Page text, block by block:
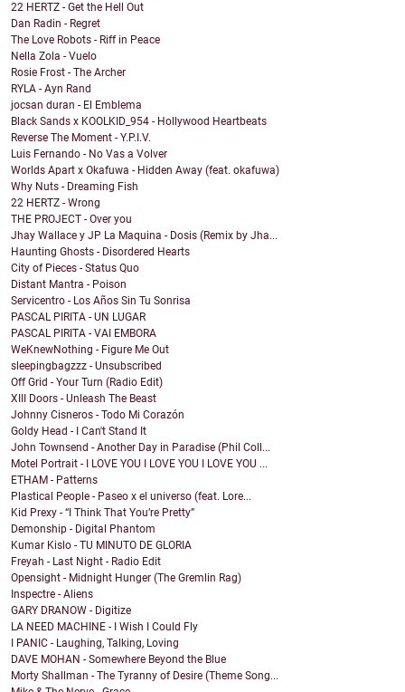
22 HERTZ - Get the Hell Out
Dan Radin - Regret
The Love Robots - Riff in Peace
Nella Zola - Vuelo
Rosie Frost - The Archer
RYLA - Ayn Rand
jocsan duran - El Emblema
Black Sands x KOOLKID_954 - Hollywood Heartbeats
Reverse The Moment - Y.P.I.V.
Luis Fernando - No Vas a Volver
Worlds Apart x Okafuwa - Hidden Away (feat. okafuwa)
Why Nuts - Dreaming Fish
22 HERTZ - Wrong
THE PROJECT - Over you
Jhay Wallace y JP La Maquina - Dosis (Remix by Jha...
Haunting Ghosts - Disordered Hearts
City of Pieces - Status Quo
Distant Mantra - Poison
Servicentro - Los Años Sin Tu Sonrisa
PASCAL PIRITA - UN LUGAR
PASCAL PIRITA - VAI EMBORA
WeKnewNothing - Figure Me Out
sleepingbagzzz - Unsubscribed
Off Grid - Your Turn (Radio Edit)
XIII Doors - Unleash The Beast
Johnny Cisneros - Todo Mi Corazón
Goldy Head - I Can't Stand It
John Townsend - Another Day in Paradise (Phil Coll...
Motel Portrait - I LOVE YOU I LOVE YOU I LOVE YOU ...
ETHAM - Patterns
Plastical People - Paseo x el universo (feat. Lore...
Kid Prexy - “I Think That You’re Pretty”
Demonship - Digital Phantom
Kumar Kislo - TU MINUTO DE GLORIA
Freyah - Last Night - Radio Edit
Opensight - Midnight Hunger (The Gremlin Rag)
Inspectre - Aliens
GARY DRANOW - Digitize
LA NEED MACHINE - I Wish I Could Fly
I PANIC - Laughing, Talking, Loving
DAVE MOHAN - Somewhere Beyond the Blue
Morty Shallman - The Tyranny of Desire (Theme Song...